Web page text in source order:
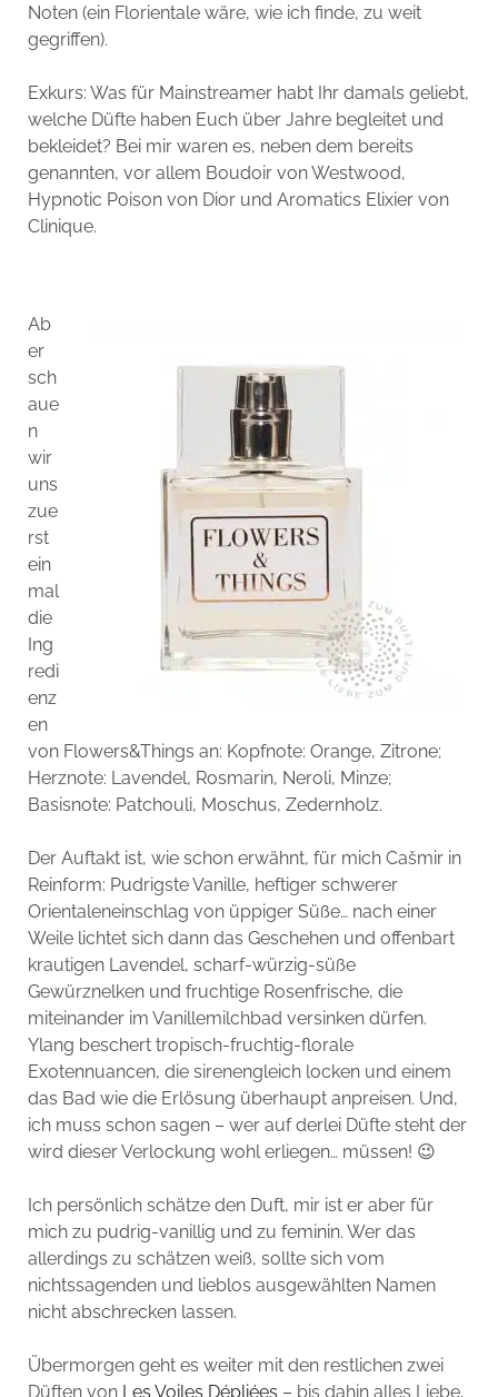
Noten (ein Florientale wäre, wie ich finde, zu weit
gegriffen).
Exkurs: Was für Mainstreamer habt Ihr damals geliebt,
welche Düfte haben Euch über Jahre begleitet und
bekleidet? Bei mir waren es, neben dem bereits
genannten, vor allem Boudoir von Westwood,
Hypnotic Poison von Dior und Aromatics Elixier von
Clinique.
Ab
er
sch
aue
n
wir
uns
zue
rst
ein
mal
die
Ing
redi
enz
en
von Flowers&Things an: Kopfnote: Orange, Zitrone;
Herznote: Lavendel, Rosmarin, Neroli, Minze;
Basisnote: Patchouli, Moschus, Zedernholz.
Der Auftakt ist, wie schon erwähnt, für mich Cašmir in
Reinform: Pudrigste Vanille, heftiger schwerer
Orientaleneinschlag von üppiger Süße… nach einer
Weile lichtet sich dann das Geschehen und offenbart
krautigen Lavendel, scharf-würzig-süße
Gewürznelken und fruchtige Rosenfrische, die
miteinander im Vanillemilchbad versinken dürfen.
Ylang beschert tropisch-fruchtig-florale
Exotennuancen, die sirenengleich locken und einem
das Bad wie die Erlösung überhaupt anpreisen. Und,
ich muss schon sagen – wer auf derlei Düfte steht der
wird dieser Verlockung wohl erliegen… müssen! 😉
Ich persönlich schätze den Duft, mir ist er aber für
mich zu pudrig-vanillig und zu feminin. Wer das
allerdings zu schätzen weiß, sollte sich vom
nichtssagenden und lieblos ausgewählten Namen
nicht abschrecken lassen.
Übermorgen geht es weiter mit den restlichen zwei
Düften von Les Voiles Dépliées – bis dahin alles Liebe,